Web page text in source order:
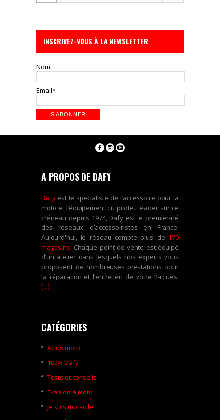
INSCRIVEZ-VOUS À LA NEWSLETTER
Nom
Email*
A PROPOS DE DAFY
Dafy est le spécialiste de l’accessoire pour la
moto et l’équipement du pilote. Leader sur ce
créneau depuis 1974, Dafy est le premier-né
des réseaux d’accessoiristes en France.
Aujourd'hui, le réseau compte plus de 170
magasins. Chaque point de vente est équipé
d’un atelier dans lesquels nos experts vous
proposent de nombreuses prestations pour
la réparation et l’entretien de votre 2-roues.
[...]
CATÉGORIES
Actus moto
100% Dafy
Tests et conseils
Evasion à moto
Je suis motarde